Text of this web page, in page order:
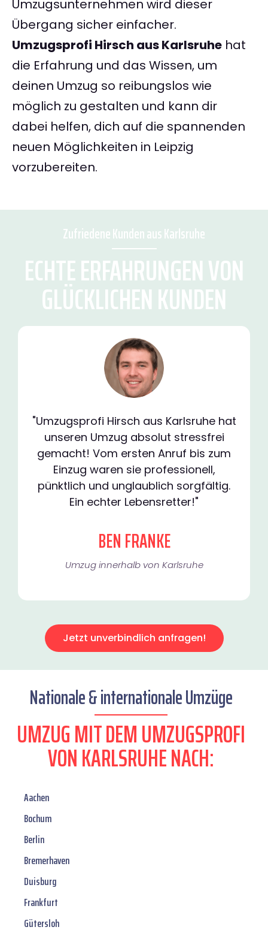
Umzugsunternehmen wird dieser
Übergang sicher einfacher.
Umzugsprofi Hirsch aus Karlsruhe hat
die Erfahrung und das Wissen, um
deinen Umzug so reibungslos wie
möglich zu gestalten und kann dir
dabei helfen, dich auf die spannenden
neuen Möglichkeiten in Leipzig
vorzubereiten.
Zufriedene Kunden aus Karlsruhe
ECHTE ERFAHRUNGEN VON
GLÜCKLICHEN KUNDEN
"Umzugsprofi Hirsch aus Karlsruhe hat
unseren Umzug absolut stressfrei
gemacht! Vom ersten Anruf bis zum
Einzug waren sie professionell,
pünktlich und unglaublich sorgfältig.
Ein echter Lebensretter!"
BEN FRANKE
Umzug innerhalb von Karlsruhe​
Jetzt unverbindlich anfragen!
Nationale & internationale Umzüge
UMZUG MIT DEM UMZUGSPROFI
VON KARLSRUHE NACH:
Aachen
Bochum
Berlin
Bremerhaven
Duisburg
Frankfurt
Gütersloh